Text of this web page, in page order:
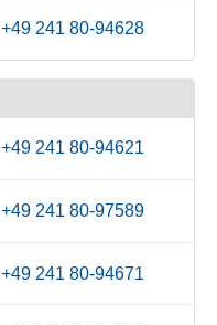
+49 241 80-94628
+49 241 80-94621
+49 241 80-97589
+49 241 80-94671